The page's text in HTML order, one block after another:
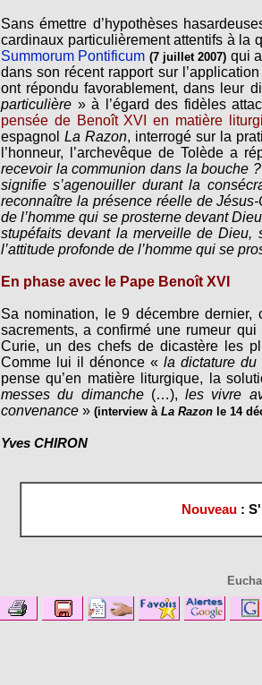
Sans émettre d’hypothèses
cardinaux particulièrement attentifs à la
Summorum Pontificum (7 juillet 2007) qui
dans son récent rapport sur
ont répondu favorablement, dans leur
particulière » à l’égard des fidèles
pensée de Benoît XVI en matière
espagnolLa Razon, interrogé sur la
l’honneur, l’archevêque de Tolède a
recevoir la communion dans la bouche
signifie s’agenouiller durant la
reconnaître la présence réelle de
de l’homme qui se prosterne devant
stupéfaits devant la merveille de Dieu,
l’attitude profonde de l’homme qui se
En phase avec le Pape Benoît XVI
Sa nomination, le 9 décembre
sacrements, a confirmé une rumeur
Curie, un des chefs de dicastère les
Comme lui il dénonce « la dictature du
pense qu’en matière liturgique, la
messes du dimanche(…),les vivre
convenance » (interview à La Razon le 14
Yves CHIRON
Nouveau :